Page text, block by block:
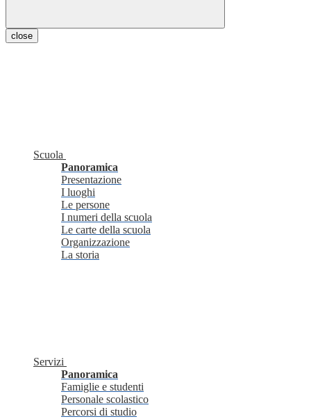
close
Scuola
Panoramica
Presentazione
I luoghi
Le persone
I numeri della scuola
Le carte della scuola
Organizzazione
La storia
Servizi
Panoramica
Famiglie e studenti
Personale scolastico
Percorsi di studio